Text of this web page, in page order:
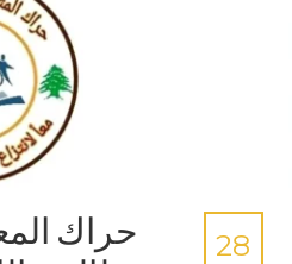
28
حراك